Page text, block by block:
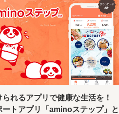
れるアプリで健康な生活を！
ートアプリ「aminoステップ」と